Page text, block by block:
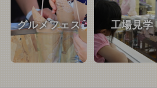
グルメフェス 工場見学